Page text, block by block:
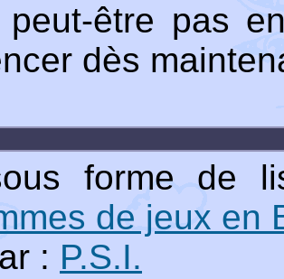
être pas
dès
forme de
de jeux en
: P.S.I.